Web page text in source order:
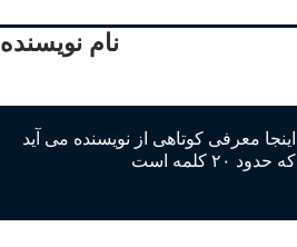
نام نویسنده
اینجا معرفی کوتاهی از نویسنده می آید
که حدود ۲۰ کلمه است